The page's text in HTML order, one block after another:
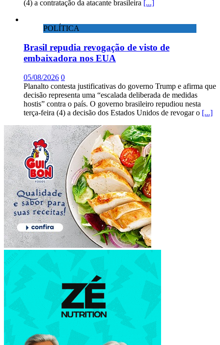
(4) a contratação da atacante brasileira [...]
POLÍTICA
Brasil repudia revogação de visto de
embaixadora nos EUA
05/08/2026 0
Planalto contesta justificativas do governo Trump e afirma que
decisão representa uma “escalada deliberada de medidas
hostis” contra o país. O governo brasileiro repudiou nesta
terça-feira (4) a decisão dos Estados Unidos de revogar o [...]